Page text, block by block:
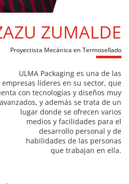
ZUMALDE
Proyectista Mecánica en Termosellado
ULMA Packaging es una de las
empresas líderes en su sector, que
con tecnologías y diseños muy
avanzados, y además se trata de un
lugar donde se ofrecen varios
medios y facilidades para el
desarrollo personal y de
habilidades de las personas
que trabajan en ella.